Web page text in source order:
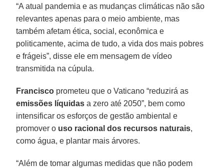
“A atual pandemia e as mudanças climáticas não são
relevantes apenas para o meio ambiente, mas
também afetam ética, social, econômica e
politicamente, acima de tudo, a vida dos mais pobres
e frágeis”, disse ele em mensagem de vídeo
transmitida na cúpula.
Francisco prometeu que o Vaticano “reduzirá as
emissões líquidas a zero até 2050”, bem como
intensificar os esforços de gestão ambiental e
promover o uso racional dos recursos naturais,
como água, e plantar mais árvores.
“Além de tomar algumas medidas que não podem